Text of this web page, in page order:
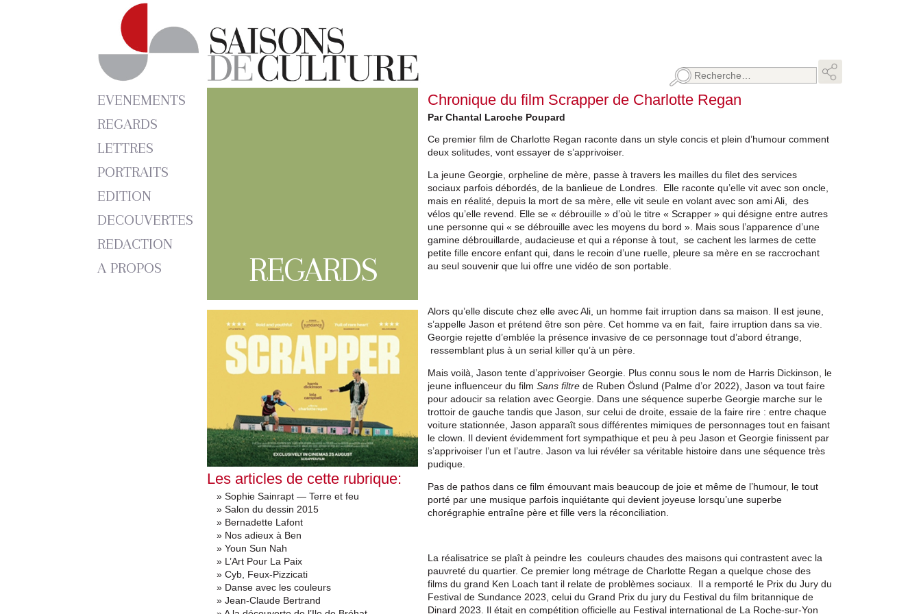
Rechercher :
EVENEMENTS
REGARDS
LETTRES
PORTRAITS
EDITION
DECOUVERTES
REDACTION
A PROPOS
REGARDS
Chronique du film Scrapper de Charlotte Regan
Par Chantal Laroche Poupard
Ce premier film de Charlotte Regan raconte dans un style concis et plein d’humour comment
deux solitudes, vont essayer de s’apprivoiser.
La jeune Georgie, orpheline de mère, passe à travers les mailles du filet des services
sociaux parfois débordés, de la banlieue de Londres. Elle raconte qu’elle vit avec son oncle,
mais en réalité, depuis la mort de sa mère, elle vit seule en volant avec son ami Ali, des
vélos qu’elle revend. Elle se « débrouille » d’où le titre « Scrapper » qui désigne entre autres
une personne qui « se débrouille avec les moyens du bord ». Mais sous l’apparence d’une
gamine débrouillarde, audacieuse et qui a réponse à tout, se cachent les larmes de cette
petite fille encore enfant qui, dans le recoin d’une ruelle, pleure sa mère en se raccrochant
au seul souvenir que lui offre une vidéo de son portable.
Alors qu’elle discute chez elle avec Ali, un homme fait irruption dans sa maison. Il est jeune,
s’appelle Jason et prétend être son père. Cet homme va en fait, faire irruption dans sa vie.
Georgie rejette d’emblée la présence invasive de ce personnage tout d’abord étrange,
ressemblant plus à un serial killer qu’à un père.
Mais voilà, Jason tente d’apprivoiser Georgie. Plus connu sous le nom de Harris Dickinson, le
jeune influenceur du filmSans filtrede Ruben Öslund (Palme d’or 2022), Jason va tout faire
pour adoucir sa relation avec Georgie. Dans une séquence superbe Georgie marche sur le
trottoir de gauche tandis que Jason, sur celui de droite, essaie de la faire rire : entre chaque
voiture stationnée, Jason apparaît sous différentes mimiques de personnages tout en faisant
le clown. Il devient évidemment fort sympathique et peu à peu Jason et Georgie finissent par
s’apprivoiser l’un et l’autre. Jason va lui révéler sa véritable histoire dans une séquence très
pudique.
Pas de pathos dans ce film émouvant mais beaucoup de joie et même de l’humour, le tout
porté par une musique parfois inquiétante qui devient joyeuse lorsqu’une superbe
chorégraphie entraîne père et fille vers la réconciliation.
La réalisatrice se plaît à peindre les couleurs chaudes des maisons qui contrastent avec la
pauvreté du quartier. Ce premier long métrage de Charlotte Regan a quelque chose des
films du grand Ken Loach tant il relate de problèmes sociaux. Il a remporté le Prix du Jury du
Festival de Sundance 2023, celui du Grand Prix du jury du Festival du film britannique de
Dinard 2023. Il était en compétition officielle au Festival international de La Roche-sur-Yon
Les articles de cette rubrique:
» Sophie Sainrapt — Terre et feu
» Salon du dessin 2015
» Bernadette Lafont
» Nos adieux à Ben
» Youn Sun Nah
» L’Art Pour La Paix
» Cyb, Feux-Pizzicati
» Danse avec les couleurs
» Jean-Claude Bertrand